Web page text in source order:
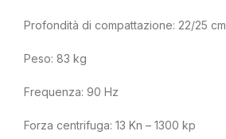
Profondità di compattazione: 22/25 cm
Peso: 83 kg
Frequenza: 90 Hz
Forza centrifuga: 13 Kn – 1300 kp